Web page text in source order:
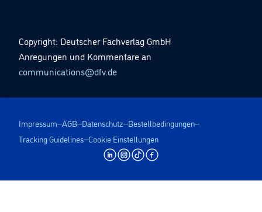
Copyright: Deutscher Fachverlag GmbH
Anregungen und Kommentare an
communications@dfv.de
Impressum AGB Datenschutz Bestellbedingungen
Tracking Guidelines Cookie Einstellungen